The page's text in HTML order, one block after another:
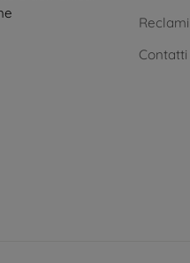
Reclami
Contatti